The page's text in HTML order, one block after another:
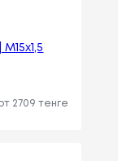
2709 тенге